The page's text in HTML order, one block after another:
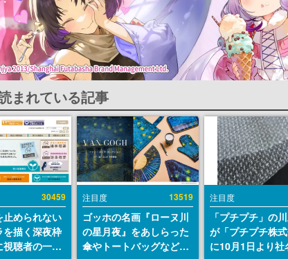
まれている記事
30459
止められない
を描く深夜枠
視聴者の一部
注目度 13519
ゴッホの名画『ローヌ川
の星月夜』をあしらった
傘やトートバッグなどが
注目度
「プチプチ」の
が「プチプチ株式
に10月1日より社